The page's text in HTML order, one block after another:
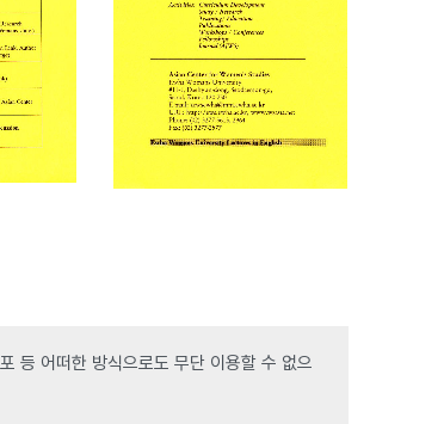
등 어떠한 방식으로도 무단 이용할 수 없으